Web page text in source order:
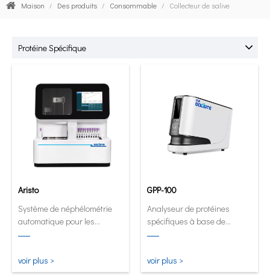
Maison / Des produits / Consommable / Collecteur de salive
Protéine Spécifique
Aristo
Système de néphélométrie
automatique pour les
laboratoires à volume élevé.
voir plus >
GPP-100
Analyseur de protéines
spécifiques à base de
cartouches
automatique et quantitatif
maintenant sous sa forme la
voir plus >